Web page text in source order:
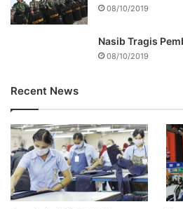
08/10/2019
Nasib Tragis
08/10/2019
Recent News